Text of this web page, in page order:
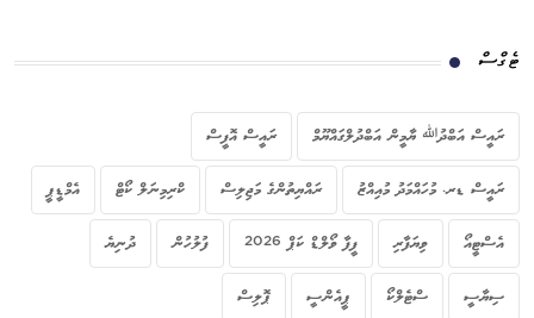
ޓެގްސް
ރައީސް އަބްދުﷲ ޔާމީން އަބްދުލްގައްޔޫމް ރައީސް އޮފީސް
ރައީސް ޑރ. މުހައްމަދު މުއިއްޒު ރައްޔިތުންގެ މަޖިލިސް ކްރިމިނަލް ކޯޓް އެމްޑީޕީ
އެސްޓީއޯ ވިޔަފާރި ފީފާ ވޯލްޑް ކަޕް 2026 ފުލުހުން ދުނިޔެ
ސިޔާސީ ސްޓެލްކޯ ޕީއެންސީ ޕޮލިސް